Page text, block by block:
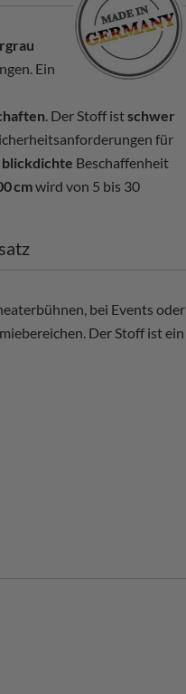
Ein
. Der Stoff istschwer
für
Beschaffenheit
cmwird von 5 bis 30
bei Events oder
Der Stoff ist ein